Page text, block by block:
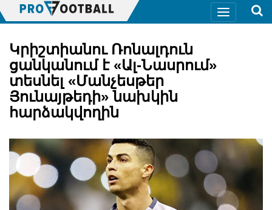
Կրիշտիանու Ռոնալդուն
ցանկանում է «Ալ-Նասրում»
տեսնել «Մանչեսթեր
Յունայթեդի» նախկին
հարձակվողին